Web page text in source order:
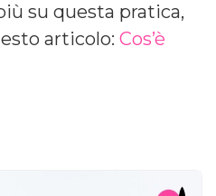
su questa pratica,
articolo: Cos’è